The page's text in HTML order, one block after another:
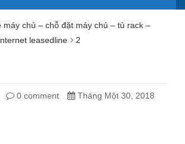
máy chủ – chỗ đặt máy chủ – tủ rack –
leasedline
2
0 comment Tháng Một 30, 2018